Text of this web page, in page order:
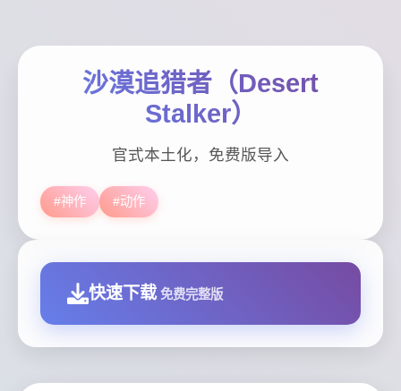
沙漠追猎者（Desert
Stalker）
官式本土化，免费版导入
#神作 #动作
快速下载 免费完整版